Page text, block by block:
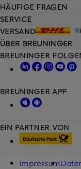
HÄUFIGE FRAGEN
SERVICE
VERSAND
ÜBER BREUNINGER
EIN PARTNER VON
BREUNINGER
BREUNINGER APP
Impressum